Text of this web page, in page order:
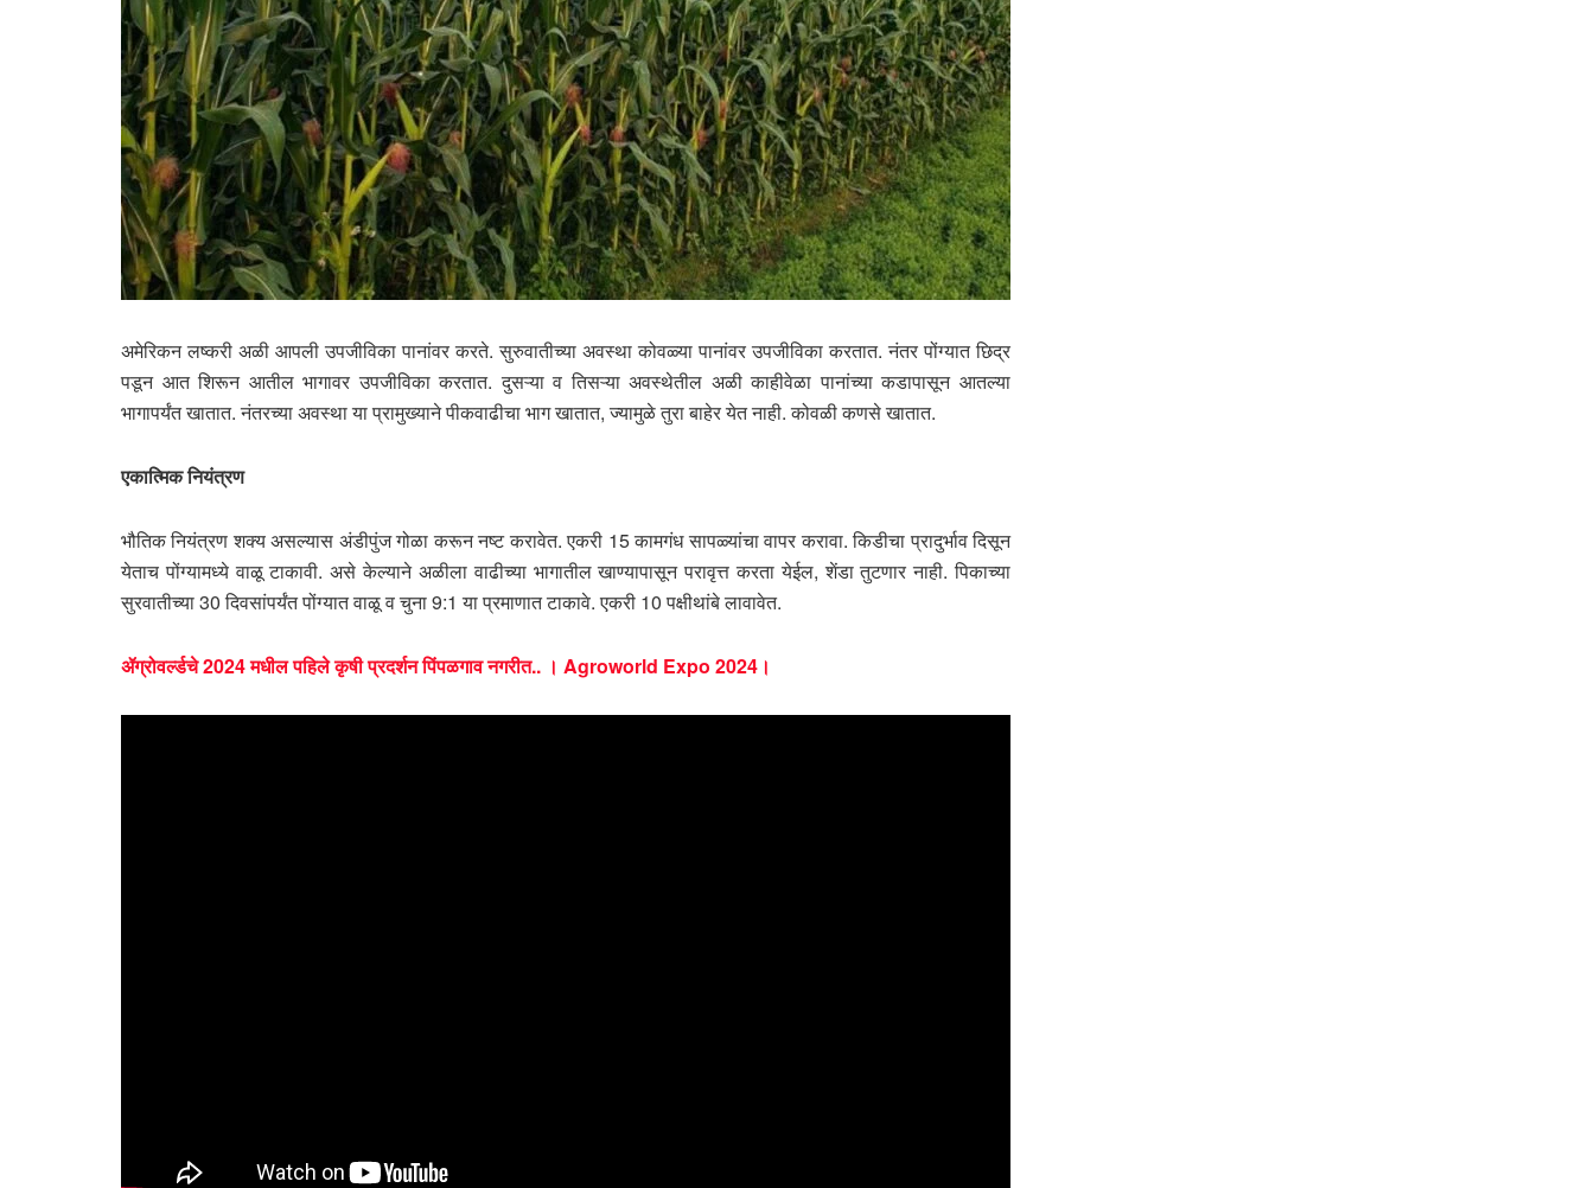
अमेरिकन लष्करी अळी आपली उपजीविका पानांवर करते. सुरुवातीच्या अवस्था कोवळ्या पानांवर उपजीविका करतात. नंतर पोंग्यात छिद्र
पडून आत शिरून आतील भागावर उपजीविका करतात. दुसऱ्या व तिसऱ्या अवस्थेतील अळी काहीवेळा पानांच्या कडापासून आतल्या
भागापर्यंत खातात. नंतरच्या अवस्था या प्रामुख्याने पीकवाढीचा भाग खातात, ज्यामुळे तुरा बाहेर येत नाही. कोवळी कणसे खातात.
एकात्मिक नियंत्रण
भौतिक नियंत्रण शक्य असल्यास अंडीपुंज गोळा करून नष्ट करावेत. एकरी 15 कामगंध सापळ्यांचा वापर करावा. किडीचा प्रादुर्भाव दिसून
येताच पोंग्यामध्ये वाळू टाकावी. असे केल्याने अळीला वाढीच्या भागातील खाण्यापासून परावृत्त करता येईल, शेंडा तुटणार नाही. पिकाच्या
सुरवातीच्या 30 दिवसांपर्यंत पोंग्यात वाळू व चुना 9:1 या प्रमाणात टाकावे. एकरी 10 पक्षीथांबे लावावेत.
ॲग्रोवर्ल्डचे 2024 मधील पहिले कृषी प्रदर्शन पिंपळगाव नगरीत.. । Agroworld Expo 2024।